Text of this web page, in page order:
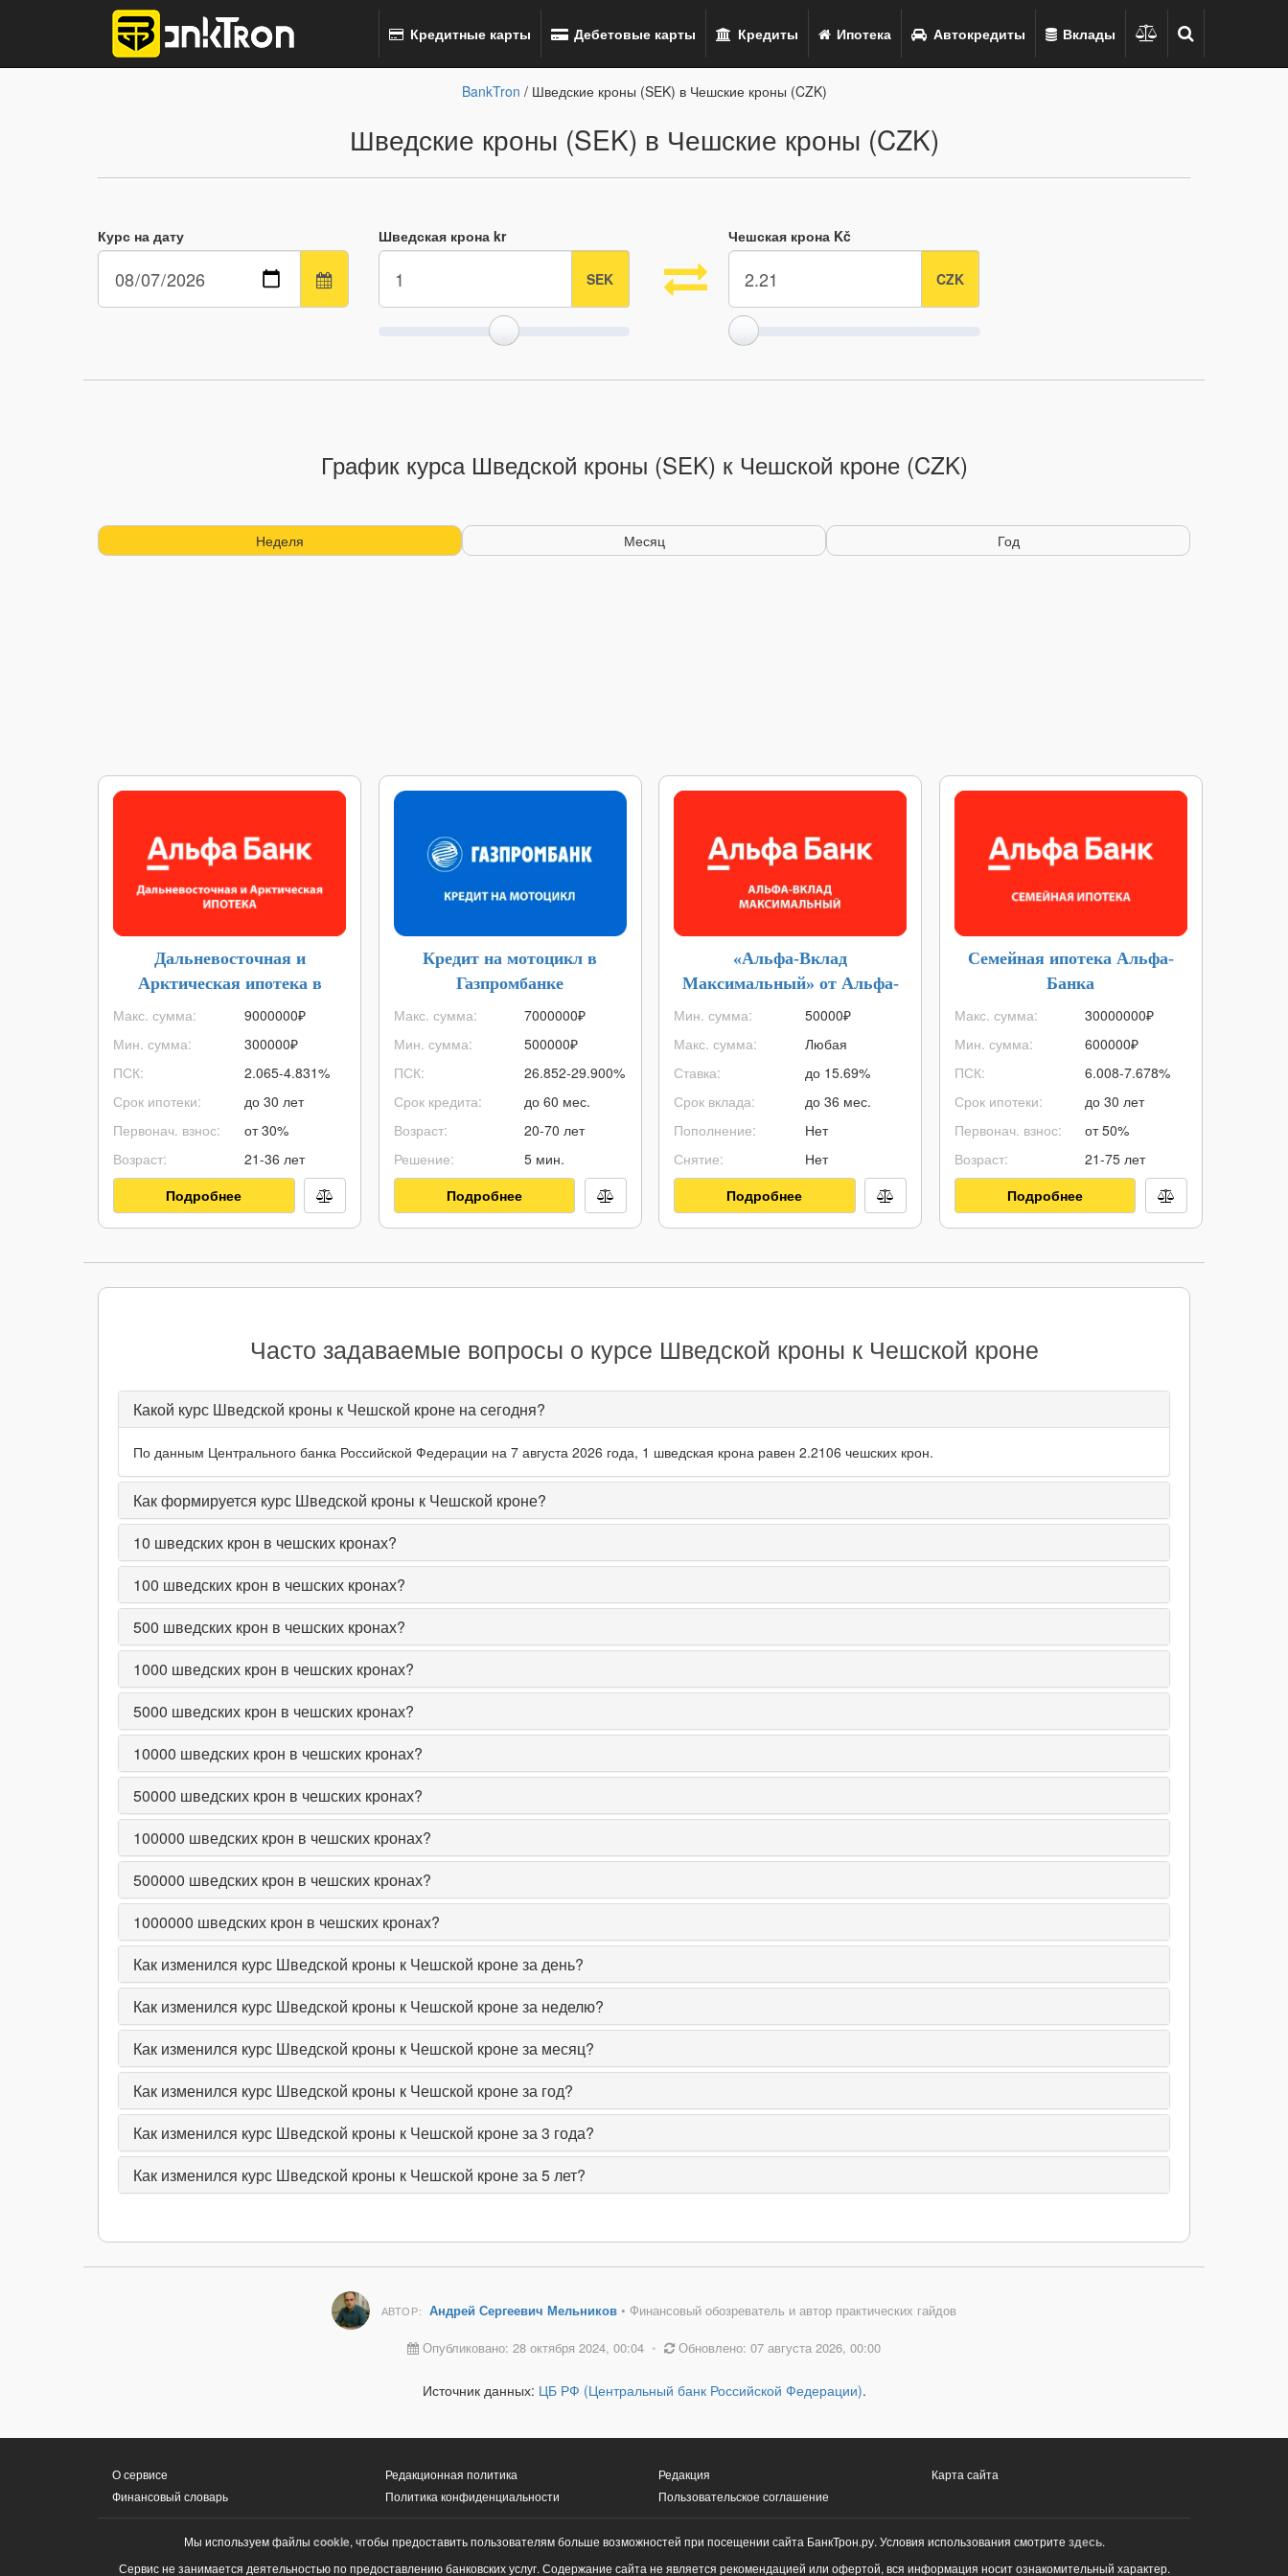
Кредитные карты Дебетовые карты Кредиты Ипотека Автокредиты Вклады
BankTron / Шведские кроны (SEK) в Чешские кроны (CZK)
Шведские кроны (SEK) в Чешские кроны (CZK)
Курс на дату Шведская крона kr Чешская крона Kč
График курса Шведской кроны (SEK) к Чешской кроне (CZK)
Неделя Месяц Год
Дальневосточная и
Арктическая ипотека в
Альфа-Банке
Макс. сумма:
Мин. сумма:
ПСК:
Срок ипотеки:
Первонач. взнос:
Возраст:
9000000₽
300000₽
2.065-4.831%
до 30 лет
от 30%
21-36 лет
Подробнее
Кредит на мотоцикл в
Газпромбанке
Макс. сумма:
Мин. сумма:
ПСК:
Срок кредита:
Возраст:
Решение:
7000000₽
500000₽
26.852-29.900%
до 60 мес.
20-70 лет
5 мин.
Подробнее
«Альфа-Вклад
Максимальный» от Альфа-
Банка
Мин. сумма:
Макс. сумма:
Ставка:
Срок вклада:
Пополнение:
Снятие:
50000₽
Любая
до 15.69%
до 36 мес.
Нет
Нет
Подробнее
Семейная ипотека Альфа-
Банка
Макс. сумма:
Мин. сумма:
ПСК:
Срок ипотеки:
Первонач. взнос:
Возраст:
30000000₽
600000₽
6.008-7.678%
до 30 лет
от 50%
21-75 лет
Подробнее
Часто задаваемые вопросы о курсе Шведской кроны к Чешской кроне
Какой курс Шведской кроны к Чешской кроне на сегодня?
По данным Центрального банка Российской Федерации на 7 августа 2026 года, 1 шведская крона равен 2.2106 чешских крон.
Как формируется курс Шведской кроны к Чешской кроне?
10 шведских крон в чешских кронах?
100 шведских крон в чешских кронах?
500 шведских крон в чешских кронах?
1000 шведских крон в чешских кронах?
5000 шведских крон в чешских кронах?
10000 шведских крон в чешских кронах?
50000 шведских крон в чешских кронах?
100000 шведских крон в чешских кронах?
500000 шведских крон в чешских кронах?
1000000 шведских крон в чешских кронах?
Как изменился курс Шведской кроны к Чешской кроне за день?
Как изменился курс Шведской кроны к Чешской кроне за неделю?
Как изменился курс Шведской кроны к Чешской кроне за месяц?
Как изменился курс Шведской кроны к Чешской кроне за год?
Как изменился курс Шведской кроны к Чешской кроне за 3 года?
Как изменился курс Шведской кроны к Чешской кроне за 5 лет?
АВТОР: Андрей Сергеевич Мельников• Финансовый обозреватель и автор практических гайдов
Опубликовано: 28 октября 2024, 00:04 • Обновлено: 07 августа 2026, 00:00
Источник данных: ЦБ РФ (Центральный банк Российской Федерации).
О сервисе
Финансовый словарь
Редакционная политика
Политика конфиденциальности
Редакция
Пользовательское соглашение
Карта сайта
Мы используем файлы cookie, чтобы предоставить пользователям больше возможностей при посещении сайта БанкТрон.ру. Условия использования смотрите здесь.
Сервис не занимается деятельностью по предоставлению банковских услуг. Содержание сайта не является рекомендацией или офертой, вся информация носит ознакомительный характер.